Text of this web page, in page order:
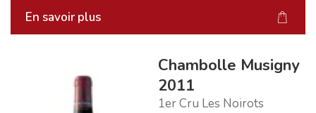
En savoir plus
Chambolle Musigny
2011
1er Cru Les Noirots